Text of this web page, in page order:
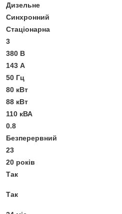
Дизельне
Синхронний
Стаціонарна
3
380 В
143 А
50 Гц
80 кВт
88 кВт
110 кВА
0.8
Безперервний
23
20 років
Так
Так